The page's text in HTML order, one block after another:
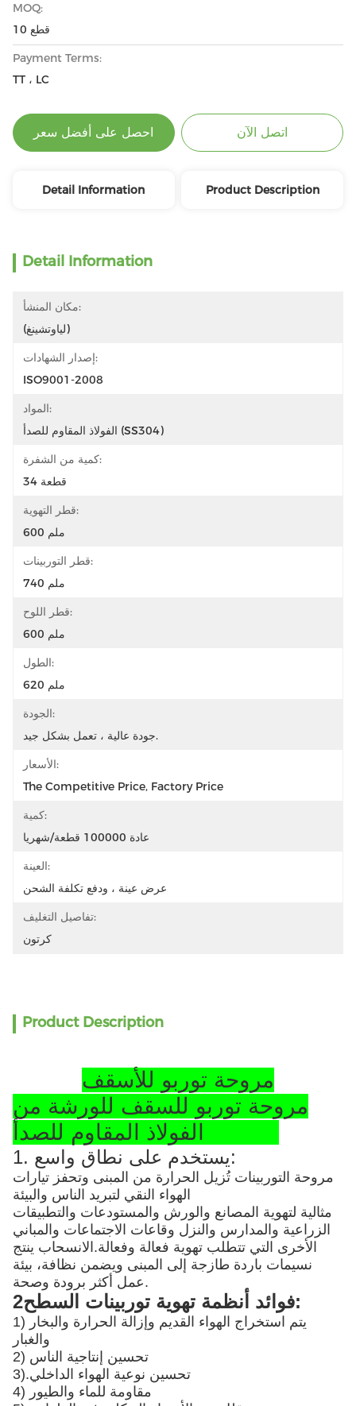
MOQ:
10 قطع
Payment Terms:
TT ، LC
احصل على أفضل سعر اتصل الآن
Detail Information Product Description
Detail Information
مكان المنشأ:
(لياوتشينغ)
إصدار الشهادات:
ISO9001-2008
المواد:
الفولاذ المقاوم للصدأ (SS304)
كمية من الشفرة:
34 قطعة
قطر التهوية:
600 ملم
قطر التوربينات:
740 ملم
قطر اللوح:
600 ملم
الطول:
620 ملم
الجودة:
جودة عالية ، تعمل بشكل جيد.
الأسعار:
The Competitive Price, Factory Price
كمية:
عادة 100000 قطعة/شهريا
العينة:
عرض عينة ، ودفع تكلفة الشحن
تفاصيل التغليف:
كرتون
Product Description
مروحة توربو للأسقف
مروحة توربو للسقف للورشة من
1. يستخدم على نطاق واسع:
مروحة التوربينات تُزيل الحرارة من المبنى وتحفز تيارات
الهواء النقي لتبريد الناس والبيئة
مثالية لتهوية المصانع والورش والمستودعات والتطبيقات
الزراعية والمدارس والنزل وقاعات الاجتماعات والمباني
الأخرى التي تتطلب تهوية فعالة وفعالة.الانسحاب ينتج
نسيمات باردة طازجة إلى المبنى ويضمن نظافة، بيئة
عمل أكثر برودة وصحة.
2فوائد أنظمة تهوية توربينات السطح:
1) يتم استخراج الهواء القديم وإزالة الحرارة والبخار
والغبار
2) تحسين إنتاجية الناس
3).تحسين نوعية الهواء الداخلي
4) مقاومة للماء والطيور